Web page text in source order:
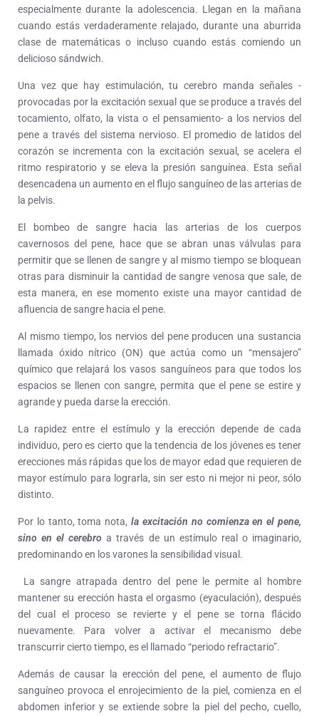
especialmente durante la adolescencia. Llegan en la mañana
cuando estás verdaderamente relajado, durante una aburrida
clase de matemáticas o incluso cuando estás comiendo un
delicioso sándwich.
Una vez que hay estimulación, tu cerebro manda señales -
provocadas por la excitación sexual que se produce a través del
tocamiento, olfato, la vista o el pensamiento- a los nervios del
pene a través del sistema nervioso. El promedio de latidos del
corazón se incrementa con la excitación sexual, se acelera el
ritmo respiratorio y se eleva la presión sanguínea. Esta señal
desencadena un aumento en el flujo sanguíneo de las arterias de
la pelvis.
El bombeo de sangre hacia las arterias de los cuerpos
cavernosos del pene, hace que se abran unas válvulas para
permitir que se llenen de sangre y al mismo tiempo se bloquean
otras para disminuir la cantidad de sangre venosa que sale, de
esta manera, en ese momento existe una mayor cantidad de
afluencia de sangre hacia el pene.
Al mismo tiempo, los nervios del pene producen una sustancia
llamada óxido nítrico (ON) que actúa como un “mensajero”
químico que relajará los vasos sanguíneos para que todos los
espacios se llenen con sangre, permita que el pene se estire y
agrande y pueda darse la erección.
La rapidez entre el estímulo y la erección depende de cada
individuo, pero es cierto que la tendencia de los jóvenes es tener
erecciones más rápidas que los de mayor edad que requieren de
mayor estímulo para lograrla, sin ser esto ni mejor ni peor, sólo
distinto.
Por lo tanto, toma nota,la excitación no comienza en el pene,
sino en el cerebro a través de un estímulo real o imaginario,
predominando en los varones la sensibilidad visual.
La sangre atrapada dentro del pene le permite al hombre
mantener su erección hasta el orgasmo (eyaculación), después
del cual el proceso se revierte y el pene se torna flácido
nuevamente. Para volver a activar el mecanismo debe
transcurrir cierto tiempo, es el llamado “periodo refractario”.
Además de causar la erección del pene, el aumento de flujo
sanguíneo provoca el enrojecimiento de la piel, comienza en el
abdomen inferior y se extiende sobre la piel del pecho, cuello,